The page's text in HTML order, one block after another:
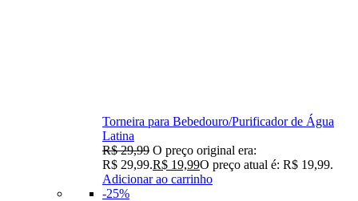
Torneira para Bebedouro/Purificador de Água
Latina
R$29,99 O preço original era:
R$ 29,99.R$ 19,99O preço atual é: R$ 19,99.
Adicionar ao carrinho
-25%